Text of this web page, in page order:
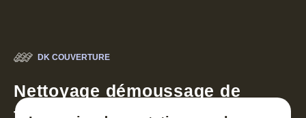
DK COUVERTURE
Nettoyage démoussage de